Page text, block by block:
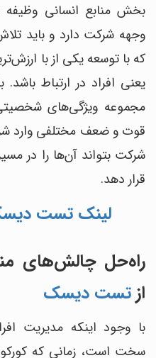
بخش منابع انسانی
وجهه شرکت دارد و باید
که با توسعه یکی از با‌
یعنی افراد در ارتباط
مجموعه ویژگی‌های
قوت و ضعف مختلفی وارد
شرکت بتواند آن‌ها را در
قرار دهد.
لینک تست
راه‌حل چالش‌های
ازتست دیسک
با وجود اینکه مدیریت
سخت است، زمانی که